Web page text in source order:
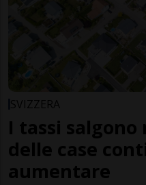
SVIZZERA
I tassi salgono
delle case
aumentare